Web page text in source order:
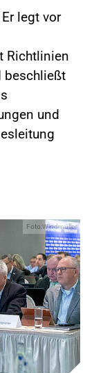
legt vor
Richtlinien
beschließt
und
Foto:Windmüller